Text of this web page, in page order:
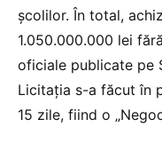
școlilor. În total,
1.050.000.000 lei
oficiale publicate pe
Licitația s-a făcut în
15 zile, fiind o